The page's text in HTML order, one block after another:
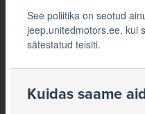
See poliitika on seotud
jeep.unitedmotors.ee, kui
sätestatud teisiti.
Kuidas saame